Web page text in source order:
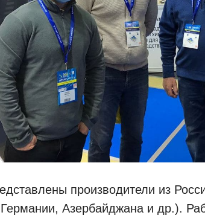
производители из
Азербайджана и др.).